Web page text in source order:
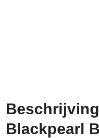
Blackpearl